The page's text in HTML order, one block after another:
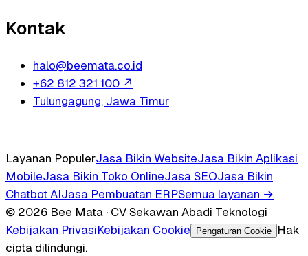
Kontak
halo@beemata.co.id
+62 812 321 100 ↗
Tulungagung, Jawa Timur
Layanan PopulerJasa Bikin WebsiteJasa Bikin Aplikasi
MobileJasa Bikin Toko OnlineJasa SEOJasa Bikin
Chatbot AIJasa Pembuatan ERPSemua layanan →
© 2026 Bee Mata · CV Sekawan Abadi Teknologi
Kebijakan PrivasiKebijakan Cookie Pengaturan Cookie
Hak
cipta dilindungi.